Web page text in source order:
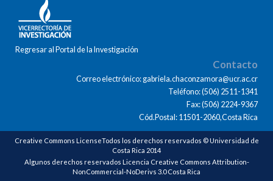
Regresar al Portal de la Investigación
Contacto
Correo electrónico: gabriela.chaconzamora@ucr.ac.cr
Teléfono: (506) 2511-1341
Fax: (506) 2224-9367
Cód.Postal: 11501-2060,Costa Rica
Creative Commons LicenseTodos los derechos reservados © Universidad de
Costa Rica 2014
Algunos derechos reservados Licencia Creative Commons Attribution-
NonCommercial-NoDerivs 3.0 Costa Rica